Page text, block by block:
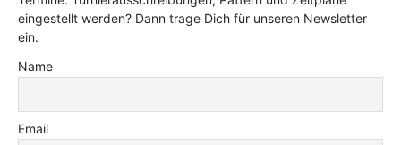
eingestellt werden? Dann trage Dich für unseren Newsletter
ein.
Name
Email